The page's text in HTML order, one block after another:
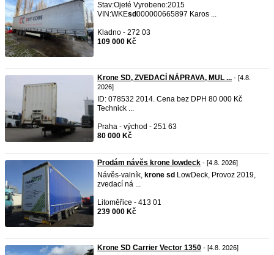
Stav:Ojeté Vyrobeno:2015
VIN:WKEsd000000665897 Karos ...
Kladno - 272 03
109 000 Kč
Krone SD, ZVEDACÍ NÁPRAVA, MUL ... - [4.8.
2026]
ID: 078532 2014. Cena bez DPH 80 000 Kč
Technick ...
Praha - východ - 251 63
80 000 Kč
Prodám návěs krone lowdeck - [4.8. 2026]
Návěs-valník, krone sd LowDeck, Provoz 2019,
zvedací ná ...
Litoměřice - 413 01
239 000 Kč
Krone SD Carrier Vector 1350 - [4.8. 2026]